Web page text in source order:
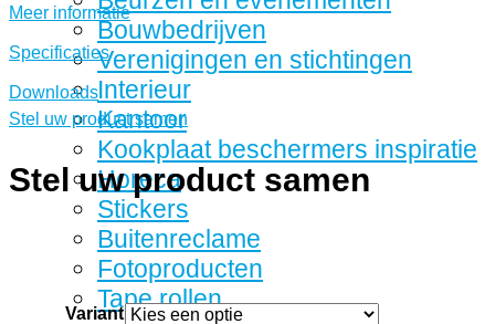
Bouwbedrijven
Verenigingen en stichtingen
Interieur
Kantoor
Kookplaat beschermers inspiratie
Horeca
Stickers
Buitenreclame
Fotoproducten
Tape rollen
Meer informatie
Specificaties
Downloads
Stel uw product samen
Stel uw product samen
Variant